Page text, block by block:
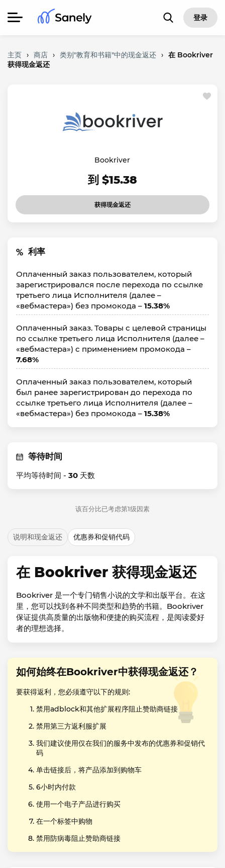
登录
主页 › 商店 › 类别"教育和书籍"中的现金返还 › 在 Bookriver
获得现金返还
Bookriver
到 $15.38
获得现金返还
利率
Оплаченный заказ пользователем, который
зарегистрировался после перехода по ссылке
третьего лица Исполнителя (далее –
«вебмастера») без промокода – 15.38%
Оплаченный заказ. Товары с целевой страницы
по ссылке третьего лица Исполнителя (далее –
«вебмастера») с применением промокода –
7.68%
Оплаченный заказ пользователем, который
был ранее зарегистрирован до перехода по
ссылке третьего лица Исполнителя (далее –
«вебмастера») без промокода – 15.38%
等待时间
平均等待时间 - 30 天数
该百分比已考虑第1级因素
说明和现金返还 优惠券和促销代码
在 Bookriver 获得现金返还
Bookriver 是一个专门销售小说的文学和出版平台。在这
里，您可以找到各种不同类型和趋势的书籍。Bookriver
保证提供高质量的出版物和便捷的购买流程，是阅读爱好
者的理想选择。
如何始终在Bookriver中获得现金返还？
要获得返利，您必须遵守以下的规则:
禁用adblock和其他扩展程序阻止赞助商链接
禁用第三方返利服扩展
我们建议使用仅在我们的服务中发布的优惠券和促销代
码
单击链接后，将产品添加到购物车
6小时内付款
使用一个电子产品进行购买
在一个标签中购物
禁用防病毒阻止赞助商链接